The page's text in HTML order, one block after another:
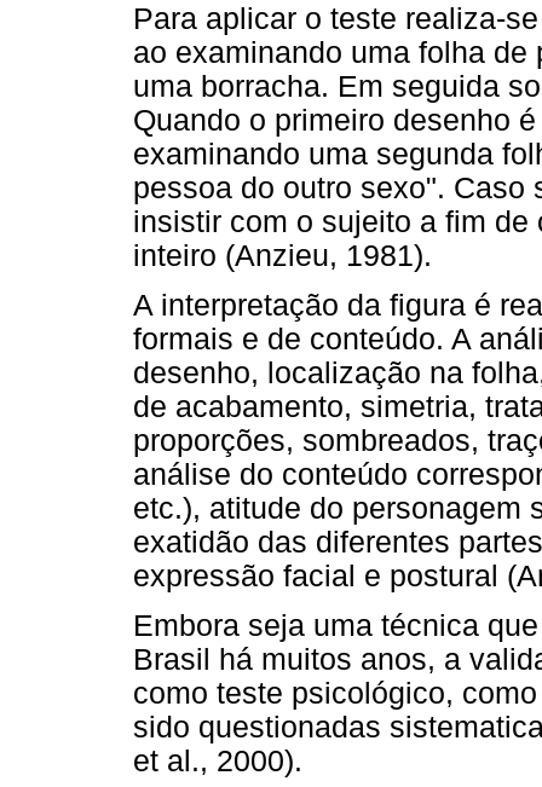
Para aplicar o teste realiza-
ao examinando uma folha
uma borracha. Em seguida
Quando o primeiro desenho
examinando uma segunda
pessoa do outro sexo". Caso
insistir com o sujeito a fim
inteiro (Anzieu, 1981).
A interpretação da figura é
formais e de conteúdo. A
desenho, localização na
de acabamento, simetria,
proporções, sombreados,
análise do conteúdo
etc.), atitude do personagem
exatidão das diferentes
expressão facial e postural
Embora seja uma técnica
Brasil há muitos anos, a
como teste psicológico,
sido questionadas
et al., 2000).